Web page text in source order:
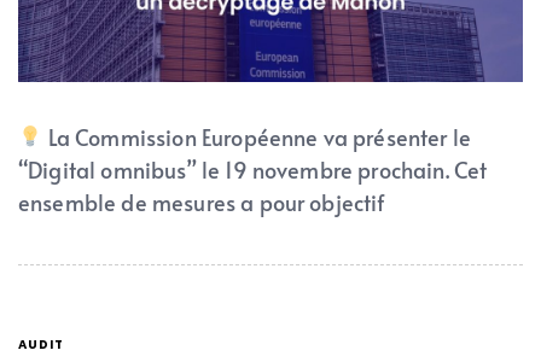
La Commission Européenne va présenter le
“Digital omnibus” le 19 novembre prochain. Cet
ensemble de mesures a pour objectif
AUDIT